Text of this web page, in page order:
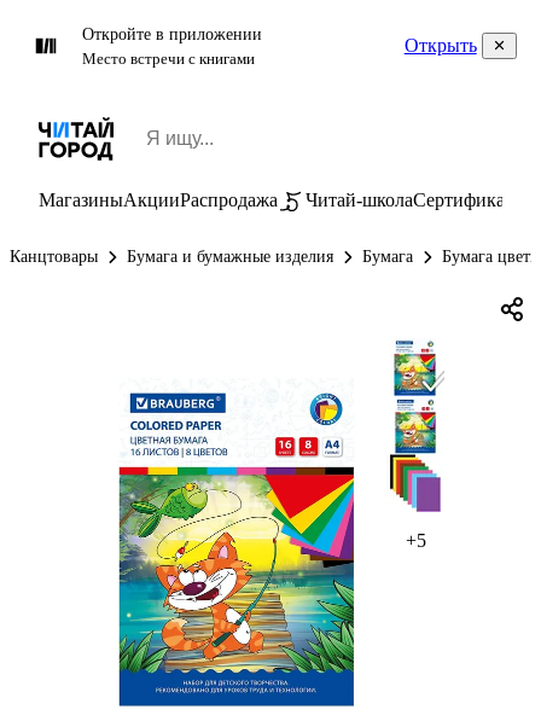
Откройте в приложении
Место встречи с книгами
Открыть
МагазиныАкцииРаспродажа Читай-школаСертификаты
Канцтовары Бумага и бумажные изделия Бумага Бумага
+5